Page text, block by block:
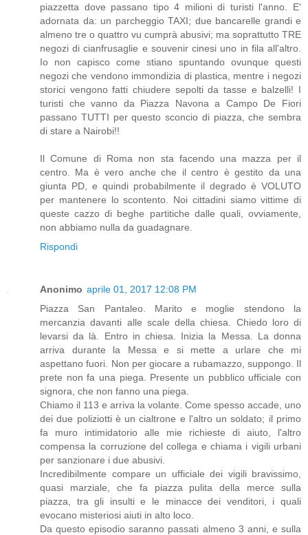
piazzetta dove passano tipo 4 milioni di turisti l'anno. E'
adornata da: un parcheggio TAXI; due bancarelle grandi e
almeno tre o quattro vu cumprà abusivi; ma soprattutto TRE
negozi di cianfrusaglie e souvenir cinesi uno in fila all'altro.
Io non capisco come stiano spuntando ovunque questi
negozi che vendono immondizia di plastica, mentre i negozi
storici vengono fatti chiudere sepolti da tasse e balzelli! I
turisti che vanno da Piazza Navona a Campo De Fiori
passano TUTTI per questo sconcio di piazza, che sembra
di stare a Nairobi!!
Il Comune di Roma non sta facendo una mazza per il
centro. Ma è vero anche che il centro è gestito da una
giunta PD, e quindi probabilmente il degrado è VOLUTO
per mantenere lo scontento. Noi cittadini siamo vittime di
queste cazzo di beghe partitiche dalle quali, ovviamente,
non abbiamo nulla da guadagnare.
Rispondi
Anonimo aprile 01, 2017 12:08 PM
Piazza San Pantaleo. Marito e moglie stendono la
mercanzia davanti alle scale della chiesa. Chiedo loro di
levarsi da là. Entro in chiesa. Inizia la Messa. La donna
arriva durante la Messa e si mette a urlare che mi
aspettano fuori. Non per giocare a rubamazzo, suppongo. Il
prete non fa una piega. Presente un pubblico ufficiale con
signora, che non fanno una piega.
Chiamo il 113 e arriva la volante. Come spesso accade, uno
dei due poliziotti è un cialtrone e l'altro un soldato; il primo
fa muro intimidatorio alle mie richieste di aiuto, l'altro
compensa la corruzione del collega e chiama i vigili urbani
per sanzionare i due abusivi.
Incredibilmente compare un ufficiale dei vigili bravissimo,
quasi marziale, che fa piazza pulita della merce sulla
piazza, tra gli insulti e le minacce dei venditori, i quali
evocano misteriosi aiuti in alto loco.
Da questo episodio saranno passati almeno 3 anni, e sulla